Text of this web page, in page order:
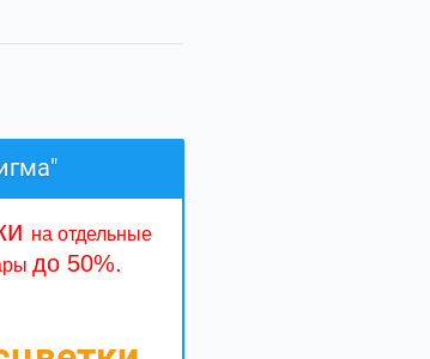
на отдельные
до 50%.